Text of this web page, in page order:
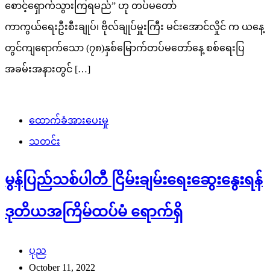
စောင့်ရှောက်သွားကြရမည်” ဟု တပ်မတော်
ကာကွယ်ရေးဦးစီးချုပ်၊ ဗိုလ်ချုပ်မှူးကြီး မင်းအောင်လှိုင် က ယနေ့
တွင်ကျရောက်သော (၇၈)နှစ်မြောက်တပ်မတော်နေ့ စစ်ရေးပြ
အခမ်းအနားတွင် […]
ထောက်ခံအားပေးမှု
သတင်း
မွန်ပြည်သစ်ပါတီ ငြိမ်းချမ်းရေးဆွေးနွေးရန်
ဒုတိယအကြိမ်ထပ်မံ ရောက်ရှိ
ပုည
October 11, 2022